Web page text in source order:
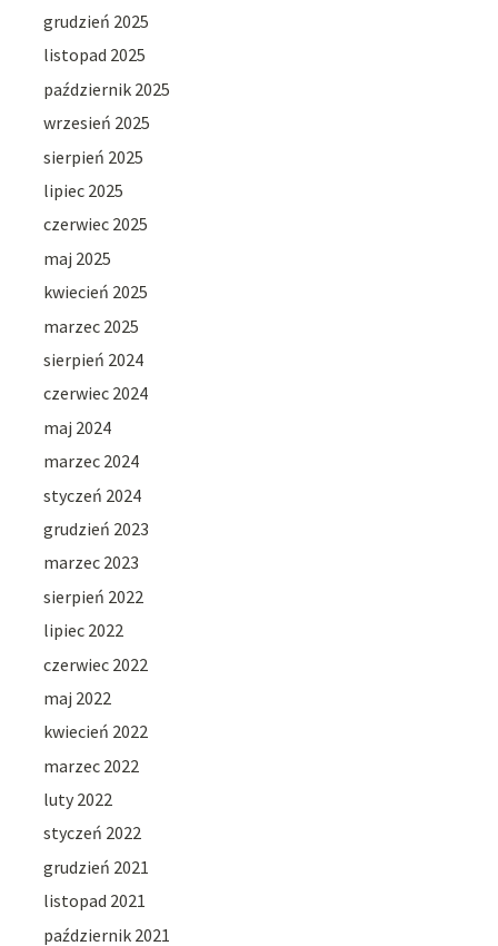
grudzień 2025
listopad 2025
październik 2025
wrzesień 2025
sierpień 2025
lipiec 2025
czerwiec 2025
maj 2025
kwiecień 2025
marzec 2025
sierpień 2024
czerwiec 2024
maj 2024
marzec 2024
styczeń 2024
grudzień 2023
marzec 2023
sierpień 2022
lipiec 2022
czerwiec 2022
maj 2022
kwiecień 2022
marzec 2022
luty 2022
styczeń 2022
grudzień 2021
listopad 2021
październik 2021